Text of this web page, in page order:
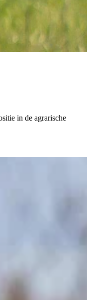
in de agrarische